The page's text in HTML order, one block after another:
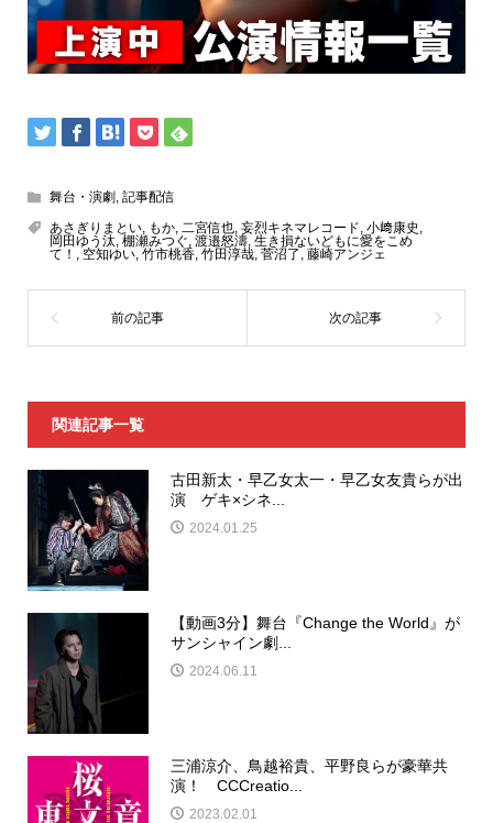
舞台・演劇, 記事配信
あさぎりまとい, もか, 二宮信也, 妄烈キネマレコード 小﨑康史
岡田ゆう汰, 棚瀬みつぐ 渡邉怒濤, 生き損ないどもに愛をこめ
て！
空知ゆい, 竹市桃香, 竹田淳哉, 菅沼了, 藤崎アンジェ
関連記事一覧
古田新太・早乙女太一・早乙女友貴らが出
演 ゲキ×シネ...
2024.01.25
【動画3分】舞台『Change the World』が
サンシャイン劇...
2024.06.11
三浦涼介、鳥越裕貴、平野良らが豪華共
演！ CCCreatio...
2023.02.01